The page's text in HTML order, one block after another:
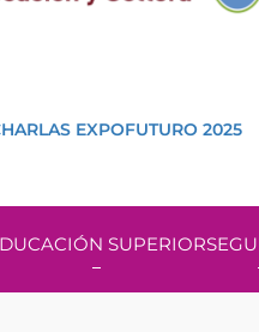
EXPOFUTURO 2025
SUPERIOR